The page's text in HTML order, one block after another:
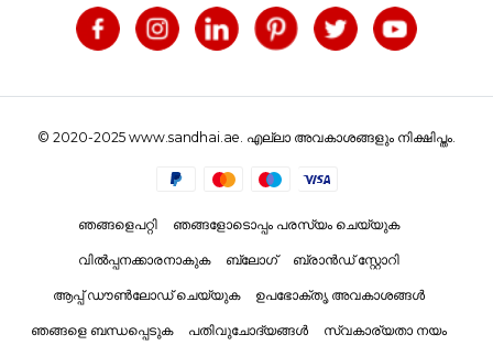
© 2020-2025 www.sandhai.ae. എല്ലാ അവകാശങ്ങളും നിക്ഷിപ്തം.
ഞങ്ങളെപറ്റി ഞങ്ങളോടൊപ്പം പരസ്യം ചെയ്യുക
വിൽപ്പനക്കാരനാകുക ബ്ലോഗ് ബ്രാൻഡ് സ്റ്റോറി
ആപ്പ് ഡൗൺലോഡ് ചെയ്യുക ഉപഭോക്തൃ അവകാശങ്ങൾ
ഞങ്ങളെ ബന്ധപ്പെടുക പതിവുചോദ്യങ്ങൾ സ്വകാര്യതാ നയം